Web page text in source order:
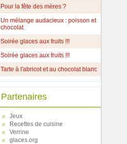
Pour la fête des mères ?
Un mélange audacieux : poisson et
chocolat
Soirée glaces aux fruits !!!
Soirée glaces aux fruits !!!
Tarte à l'abricot et au chocolat blanc
Partenaires
Jeux
Recettes de cuisine
Verrine
glaces.org